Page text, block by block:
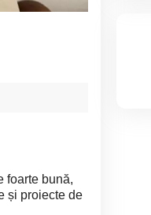
foarte bună,
și proiecte de